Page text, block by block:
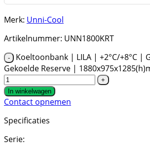
Merk: Unni-Cool
Artikelnummer: UNN1800KRT
Koeltoonbank | LILA | +2°C/+8°C |
Gekoelde Reserve |
In winkelwagen
Contact opnemen
Specificaties
Serie: